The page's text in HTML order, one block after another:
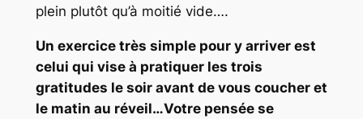
plein plutôt qu’à moitié vide….
Un exercice très simple pour y arriver est
celui qui vise à pratiquer les trois
gratitudes le soir avant de vous coucher et
le matin au réveil…Votre pensée se